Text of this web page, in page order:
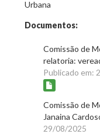
Urbana
Documentos:
Comissão de
relatoria:
Publicado em:
Comissão de
Janaina
29/08/2025